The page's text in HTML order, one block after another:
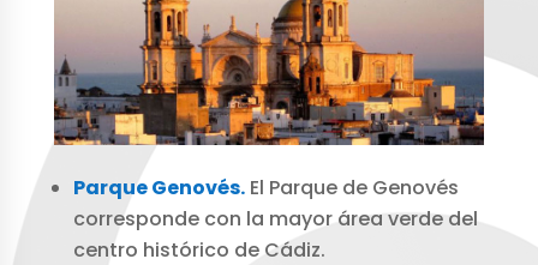
Parque Genovés.El Parque de Genovés
corresponde con la mayor área verde del
centro histórico de Cádiz.